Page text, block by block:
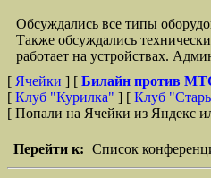
Обсуждались все типы
Также обсуждались
работает на устройствах.
[ Ячейки ] [ Билайн против
[ Клуб "Курилка" ] [ Клуб
[ Попали на Ячейки из Яндекс
Перейти к: Список